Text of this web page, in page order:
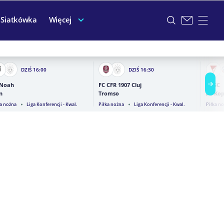
Siatkówka Więcej
DZIŚ 16:00
nożna Liga Konferencji - Kwal.
DZIŚ 16:30
FC CFR 1907 Cluj
Tromso
Piłka nożna Liga Konferencji - Kwal.
DVSC
FC
Piłka